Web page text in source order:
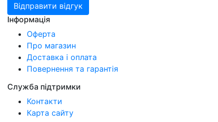
Відправити відгук
Інформація
Оферта
Про магазин
Доставка і оплата
Повернення та гарантія
Служба підтримки
Контакти
Карта сайту